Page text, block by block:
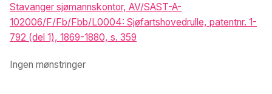
Stavanger sjømannskontor, AV/SAST-A-
102006/F/Fb/Fbb/L0004: Sjøfartshovedrulle, patentnr. 1-
792 (del 1), 1869-1880, s. 359
Ingen mønstringer